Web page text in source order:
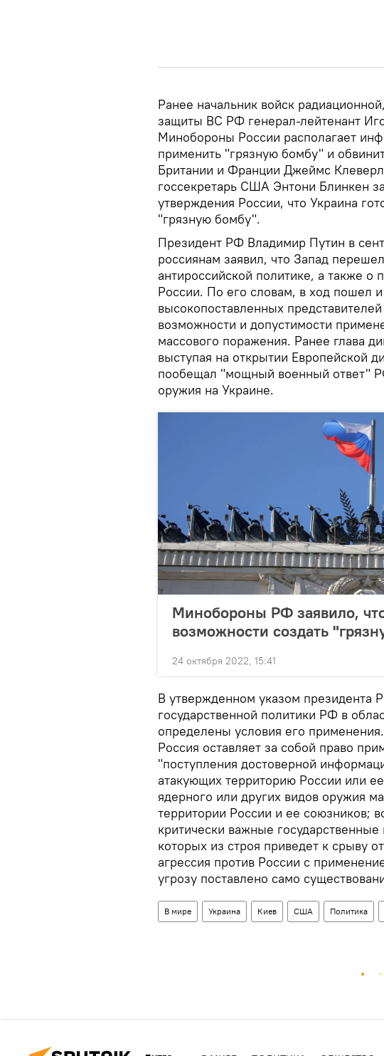
Ранее начальник войск
защиты ВС РФ генерал-лейтенант
Минобороны России располагает
применить "грязную бомбу" и
Британии и Франции Джеймс
госсекретарь США Энтони Блинкен
утверждения России, что Украина
"грязную бомбу".
Президент РФ Владимир Путин в
россиянам заявил, что Запад
антироссийской политике, а также о
России. По его словам, в ход пошел
высокопоставленных
возможности и допустимости
массового поражения. Ранее глава
выступая на открытии Европейской
пообещал "мощный военный ответ"
оружия на Украине.
Минобороны РФ заявило,
возможности создать
24 октября 2022, 15:41
В утвержденном указом президента
государственной политики РФ в
определены условия его
Россия оставляет за собой право
"поступления достоверной
атакующих территорию России или
ядерного или других видов оружия
территории России и ее союзников;
критически важные
которых из строя приведет к срыву
агрессия против России с
угрозу поставлено само
В мире Украина Киев США Политика